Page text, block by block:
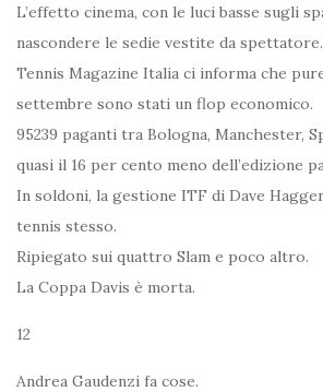
L’effetto cinema, con le luci basse sugli
nascondere le sedie vestite da spettatore.
Tennis Magazine Italia ci informa che
settembre sono stati un flop economico.
95239 paganti tra Bologna, Manchester,
quasi il 16 per cento meno dell’edizione
In soldoni, la gestione ITF di Dave
tennis stesso.
Ripiegato sui quattro Slam e poco altro.
La Coppa Davis è morta.
12
Andrea Gaudenzi fa cose.